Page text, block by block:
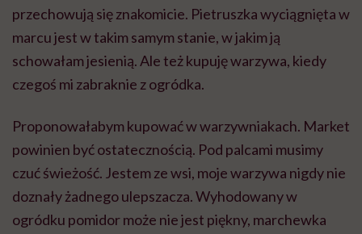
przechowują się znakomicie. Pietruszka wyciągnięta w
marcu jest w takim samym stanie, w jakim ją
schowałam jesienią. Ale też kupuję warzywa, kiedy
czegoś mi zabraknie z ogródka.
Proponowałabym kupować w warzywniakach. Market
powinien być ostatecznością. Pod palcami musimy
czuć świeżość. Jestem ze wsi, moje warzywa nigdy nie
doznały żadnego ulepszacza. Wyhodowany w
ogródku pomidor może nie jest piękny, marchewka